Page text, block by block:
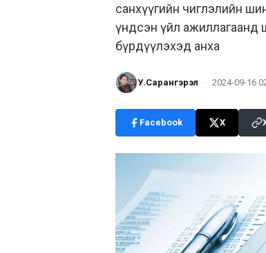
санхүүгийн чиглэлийн
үндсэн үйл ажиллагаанд
бүрдүүлэхэд анха
У.Сарангэрэл · 2024-09-16
Facebook X